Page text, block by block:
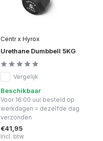
Centr x Hyrox
Urethane Dumbbell 5KG
Vergelijk
Beschikbaar
Voor 16:00 uur besteld op
werkdagen = dezelfde dag
verzonden
€41,95
Incl. btw